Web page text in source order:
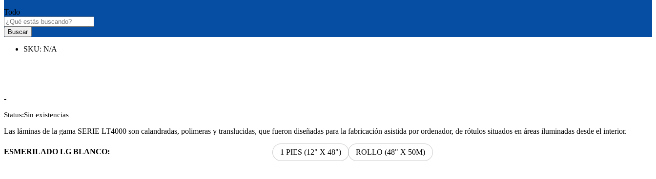
Todo
Buscar
SKU: N/A
-Rango
precios:
$1.94
$246.47
Status:Sin existencias
Las láminas de la gama SERIE LT4000 son calandradas, polimeras y translucidas, que fueron diseñadas para la fabricación asistida por ordenador, de rótulos situados en áreas iluminadas desde el interior.
ESMERILADO LG BLANCO: 1 PIES (12" X 48") ROLLO (48" X 50M)